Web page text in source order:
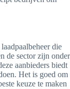
die
de sector zijn onder
aanbieders biedt
Het is goed om
keuze te maken